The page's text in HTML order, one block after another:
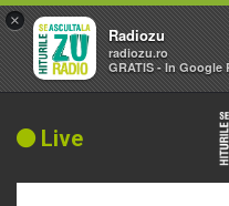
Live
×
Radiozu
radiozu.ro
GRATIS - In Google